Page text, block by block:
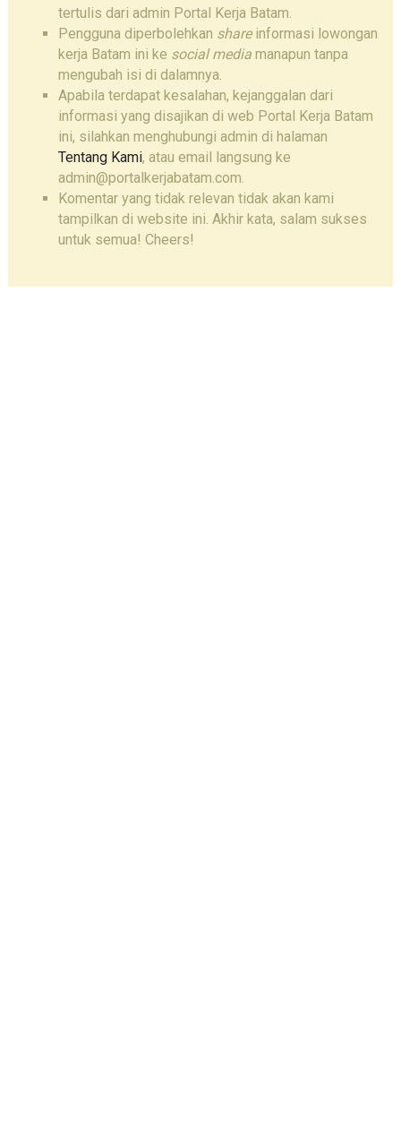
tertulis dari admin Portal Kerja Batam.
Pengguna diperbolehkan shareinformasi lowongan
kerja Batam ini ke social mediamanapun tanpa
mengubah isi di dalamnya.
Apabila terdapat kesalahan, kejanggalan dari
informasi yang disajikan di web Portal Kerja Batam
ini, silahkan menghubungi admin di halaman
Tentang Kami, atau email langsung ke
admin@portalkerjabatam.com.
Komentar yang tidak relevan tidak akan kami
tampilkan di website ini. Akhir kata, salam sukses
untuk semua! Cheers!